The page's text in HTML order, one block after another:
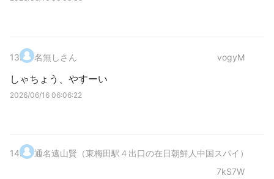
13. 名無しさん vogyM
しゃちょう、やすーい
2026/06/16 06:06:22
14.
通名遠山賢（東梅田駅４出口の在日朝鮮人中国スパイ）
7kS7W